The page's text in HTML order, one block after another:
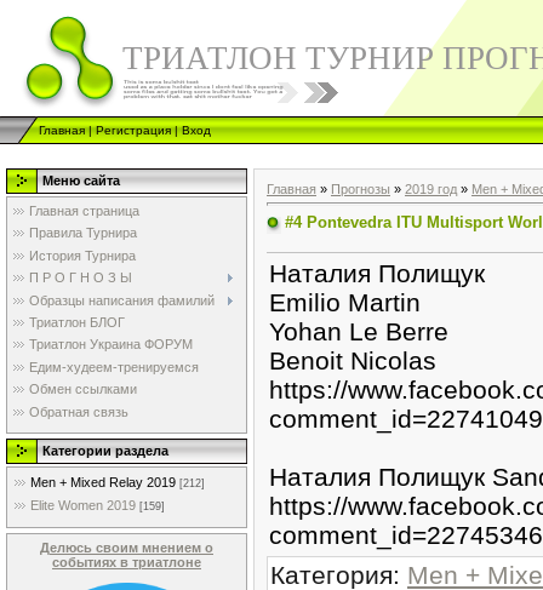
ТРИАТЛОН ТУРНИР
Главная|Регистрация|Вход
Меню сайта
Главная страница
Правила Турнира
История Турнира
П Р О Г Н О З Ы
Образцы написания фамилий
Триатлон БЛОГ
Триатлон Украина ФОРУМ
Едим-худеем-тренируемся
Обмен ссылками
Обратная связь
Категории раздела
Men + Mixed Relay 2019 [212]
Elite Women 2019 [159]
Делюсь своим мнением о
событиях в триатлоне
Главная » Прогнозы » 2019 год » Men +
#4 Pontevedra ITU Multisport
Наталия Полищук
Emilio Martin
Yohan Le Berre
Benoit Nicolas
https://
Наталия Полищук
https://
Категория: Men +